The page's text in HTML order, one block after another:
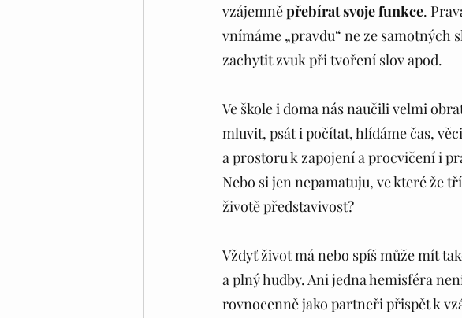
vzájemně přebírat svoje funkce.
vnímáme „pravdu“ ne ze samotných
zachytit zvuk při tvoření slov apod.
Ve škole i doma nás naučili velmi
mluvit, psát i počítat, hlídáme čas,
a prostoru k zapojení a procvičení i
Nebo si jen nepamatuju, ve které že
životě představivost?
Vždyť život má nebo spíš může mít
a plný hudby. Ani jedna hemisféra
rovnocenně jako partneři přispět k